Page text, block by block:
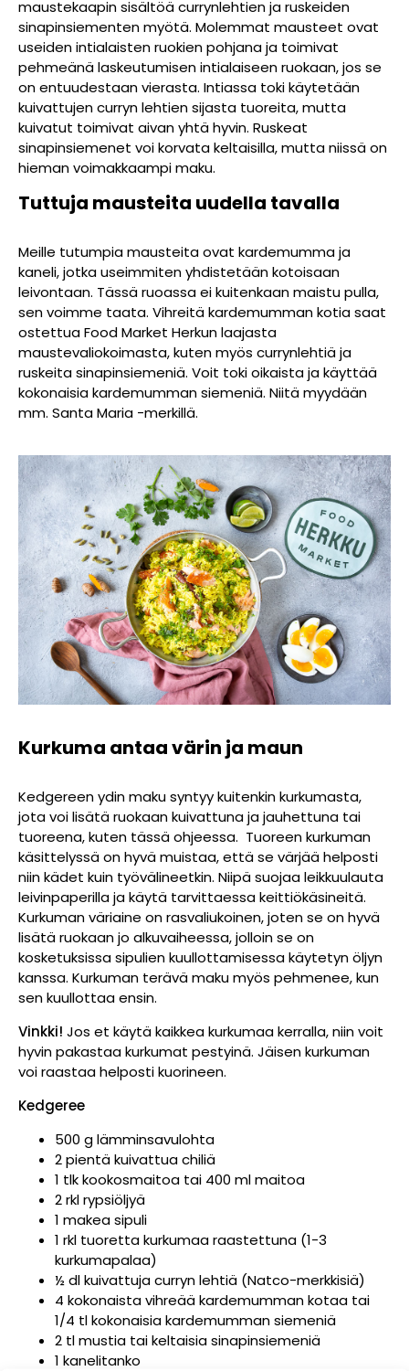
maustekaapin sisältöä currynlehtien ja ruskeiden
sinapinsiementen myötä. Molemmat mausteet ovat
useiden intialaisten ruokien pohjana ja toimivat
pehmeänä laskeutumisen intialaiseen ruokaan, jos se
on entuudestaan vierasta. Intiassa toki käytetään
kuivattujen curryn lehtien sijasta tuoreita, mutta
kuivatut toimivat aivan yhtä hyvin. Ruskeat
sinapinsiemenet voi korvata keltaisilla, mutta niissä on
hieman voimakkaampi maku.
Tuttuja mausteita uudella tavalla
Meille tutumpia mausteita ovat kardemumma ja
kaneli, jotka useimmiten yhdistetään kotoisaan
leivontaan. Tässä ruoassa ei kuitenkaan maistu pulla,
sen voimme taata. Vihreitä kardemumman kotia saat
ostettua Food Market Herkun laajasta
maustevaliokoimasta, kuten myös currynlehtiä ja
ruskeita sinapinsiemeniä. Voit toki oikaista ja käyttää
kokonaisia kardemumman siemeniä. Niitä myydään
mm. Santa Maria -merkillä.
Kurkuma antaa värin ja maun
Kedgereen ydin maku syntyy kuitenkin kurkumasta,
jota voi lisätä ruokaan kuivattuna ja jauhettuna tai
tuoreena, kuten tässä ohjeessa. Tuoreen kurkuman
käsittelyssä on hyvä muistaa, että se värjää helposti
niin kädet kuin työvälineetkin. Niipä suojaa leikkuulauta
leivinpaperilla ja käytä tarvittaessa keittiökäsineitä.
Kurkuman väriaine on rasvaliukoinen, joten se on hyvä
lisätä ruokaan jo alkuvaiheessa, jolloin se on
kosketuksissa sipulien kuullottamisessa käytetyn öljyn
kanssa. Kurkuman terävä maku myös pehmenee, kun
sen kuullottaa ensin.
Vinkki! Jos et käytä kaikkea kurkumaa kerralla, niin voit
hyvin pakastaa kurkumat pestyinä. Jäisen kurkuman
voi raastaa helposti kuorineen.
Kedgeree
500 g lämminsavulohta
2 pientä kuivattua chiliä
1 tlk kookosmaitoa tai 400 ml maitoa
2 rkl rypsiöljyä
1 makea sipuli
1 rkl tuoretta kurkumaa raastettuna (1-3
kurkumapalaa)
½ dl kuivattuja curryn lehtiä (Natco-merkkisiä)
4 kokonaista vihreää kardemumman kotaa tai
1/4 tl kokonaisia kardemumman siemeniä
2 tl mustia tai keltaisia sinapinsiemeniä
1 kanelitanko